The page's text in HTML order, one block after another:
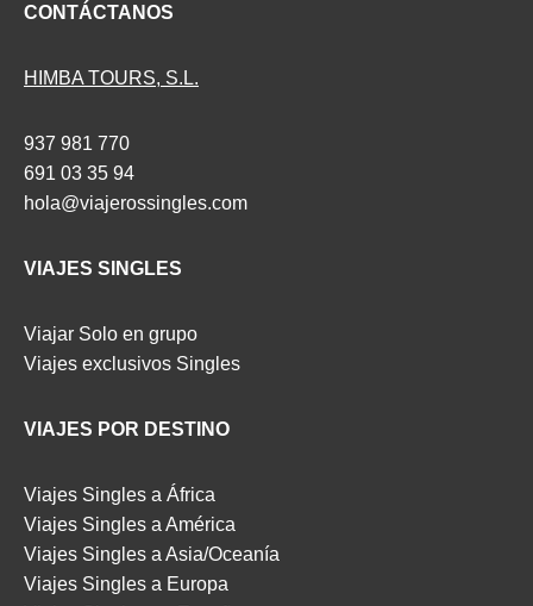
CONTÁCTANOS
HIMBA TOURS, S.L.
937 981 770
691 03 35 94
hola@viajerossingles.com
VIAJES SINGLES
Viajar Solo en grupo
Viajes exclusivos Singles
VIAJES POR DESTINO
Viajes Singles a África
Viajes Singles a América
Viajes Singles a Asia/Oceanía
Viajes Singles a Europa